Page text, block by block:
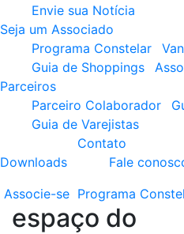
Envie sua Notícia
Seja um Associado
Programa Constelar
Guia de Shoppings
Parceiros
Parceiro Colaborador
Guia de Varejistas
Downloads
Contato
Fale
Associe-se Programa
espaço do